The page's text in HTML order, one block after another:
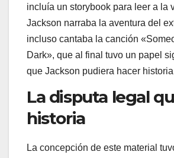
incluía un storybook para leer a la
Jackson narraba la aventura del
incluso cantaba la canción
Dark», que al final tuvo un papel
que Jackson pudiera hacer
La disputa legal
historia
La concepción de este material